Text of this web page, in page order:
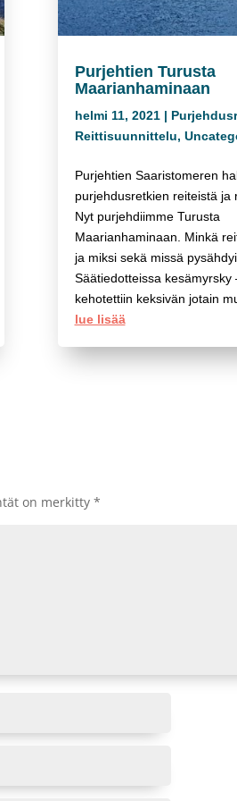
Purjehtien Turusta
Maarianhaminaan
helmi 11, 2021|
Reittisuunnittelu,
Purjehtien Saaristomeren
purjehdusretkien reiteistä ja
Nyt purjehdiimme Turusta
Maarianhaminaan. Minkä
ja miksi sekä missä
Säätiedotteissa kesämyrsky
kehotettiin keksivän jotain
lue lisää
on merkitty*